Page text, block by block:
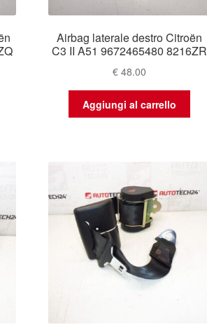
Airbag laterale destro Citroën
C3 II A51 9672465480 8216ZR
€48.00
Aggiungi al carrello